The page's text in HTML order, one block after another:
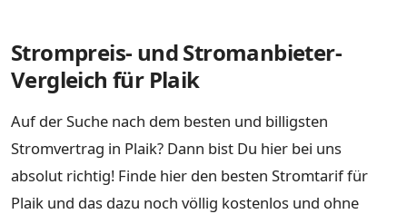
Strompreis- und Stromanbieter-
Vergleich für Plaik
Auf der Suche nach dem besten und billigsten
Stromvertrag in Plaik? Dann bist Du hier bei uns
absolut richtig! Finde hier den besten Stromtarif für
Plaik und das dazu noch völlig kostenlos und ohne